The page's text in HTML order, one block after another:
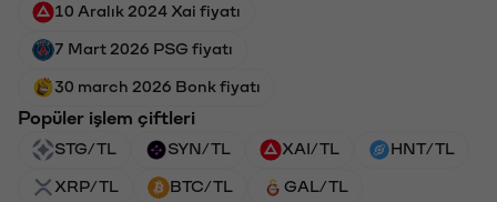
10 Aralık 2024 Xai fiyatı
7 Mart 2026 PSG fiyatı
30 march 2026 Bonk fiyatı
Popüler işlem çiftleri
STG/TL SYN/TL XAI/TL HNT/TL
XRP/TL BTC/TL GAL/TL